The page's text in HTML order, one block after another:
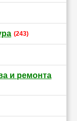
(243)
и ремонта